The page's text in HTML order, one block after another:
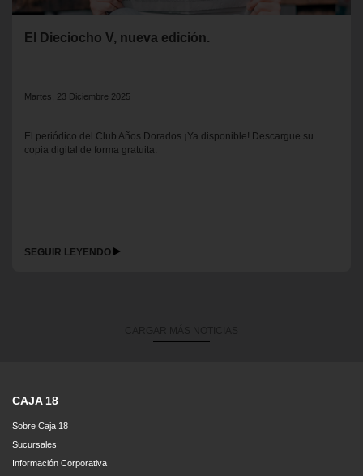
El Dieciocho V, nueva edición.
Martes, 23 Diciembre 2025
El periódico del Club Años Dorados ¡Ya disponible! Descargue su
copia digital de forma gratuita.
CAJA 18
Sobre Caja 18
Sucursales
Información Corporativa